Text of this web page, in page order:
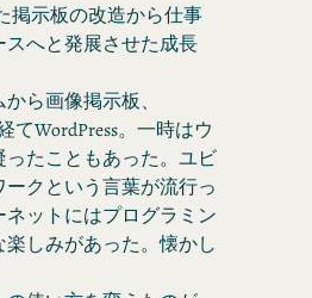
掲示板の改造から仕事
スへと発展させた成長
ら画像掲示板、
てWordPress。一時はウ
ったこともあった。ユビ
クという言葉が流行っ
ネットにはプログラミン
しみがあった。懐かし